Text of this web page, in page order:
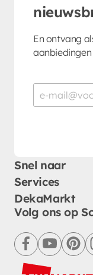
En ontvang
Snel naar
Services
DekaMarkt
Volg ons op
facebookyoutube